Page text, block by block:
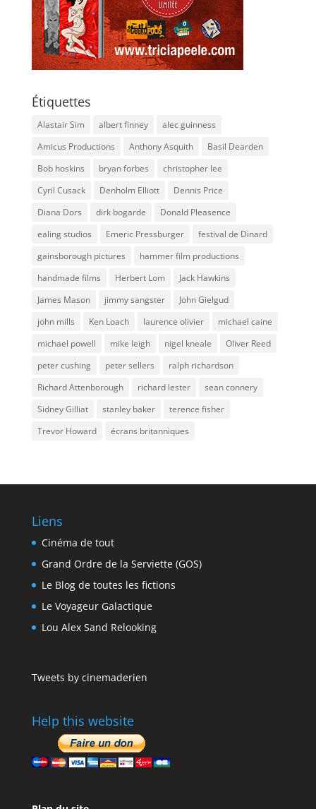
Étiquettes
Alastair Sim albert finney
alec guinness
Amicus Productions
Anthony Asquith
Basil Dearden
Bob hoskins
bryan forbes
christopher lee
Cyril Cusack
Denholm Elliott
Dennis Price
Diana Dors
dirk bogarde
Donald Pleasence
ealing studios
Emeric Pressburger
festival de Dinard
gainsborough pictures
hammer film productions
handmade films
Herbert Lom
Jack Hawkins
James Mason
jimmy sangster
John Gielgud
john mills
Ken Loach laurence olivier
michael caine
michael powell
mike leigh nigel kneale
Oliver Reed
peter cushing
peter sellers
ralph richardson
Richard Attenborough
richard lester
sean connery
Sidney Gilliat
stanley baker
terence fisher
Trevor Howard
écrans britanniques
Liens
Cinéma de tout
Grand Ordre de la Serviette (GOS)
Le Blog de toutes les fictions
Le Voyageur Galactique
Lou Alex Sand Relooking
Tweets by cinemaderien
Help this website